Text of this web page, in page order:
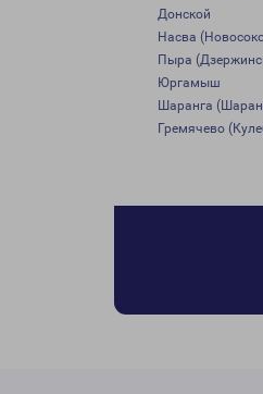
Донской
Насва
Пыра
Юргамыш
Шаранга
Гремячево